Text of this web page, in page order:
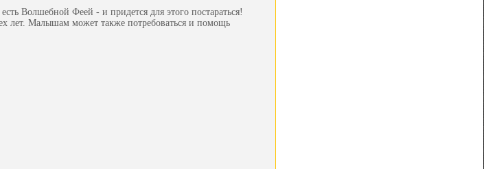
Волшебной Феей - и придется для этого постараться!
лет. Малышам может также потребоваться и помощь